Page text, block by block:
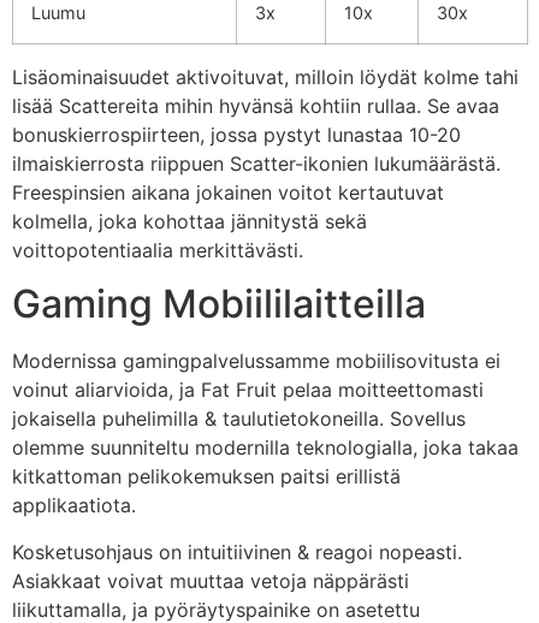
Luumu 3x 10x 30x
Lisäominaisuudet aktivoituvat, milloin löydät kolme tahi
lisää Scattereita mihin hyvänsä kohtiin rullaa. Se avaa
bonuskierrospiirteen, jossa pystyt lunastaa 10-20
ilmaiskierrosta riippuen Scatter-ikonien lukumäärästä.
Freespinsien aikana jokainen voitot kertautuvat
kolmella, joka kohottaa jännitystä sekä
voittopotentiaalia merkittävästi.
Gaming Mobiililaitteilla
Modernissa gamingpalvelussamme mobiilisovitusta ei
voinut aliarvioida, ja Fat Fruit pelaa moitteettomasti
jokaisella puhelimilla & taulutietokoneilla. Sovellus
olemme suunniteltu modernilla teknologialla, joka takaa
kitkattoman pelikokemuksen paitsi erillistä
applikaatiota.
Kosketusohjaus on intuitiivinen & reagoi nopeasti.
Asiakkaat voivat muuttaa vetoja näppärästi
liikuttamalla, ja pyöräytyspainike on asetettu